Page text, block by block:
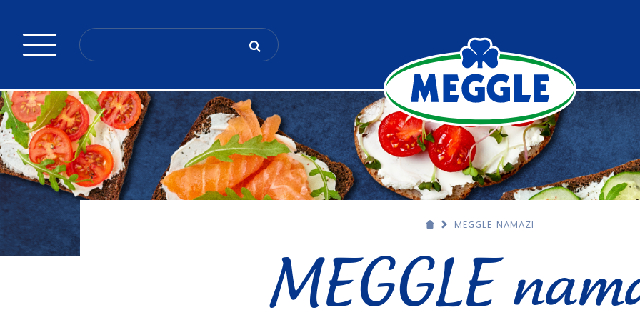
for:
MEGGLE NAMAZI
MEGGLE